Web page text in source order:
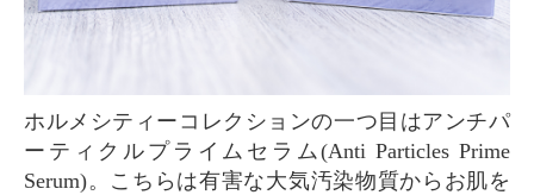
ホルメシティーコレクションの一つ目はアンチパ
ーティクルプライムセラム(Anti Particles Prime
Serum)。こちらは有害な大気汚染物質からお肌を